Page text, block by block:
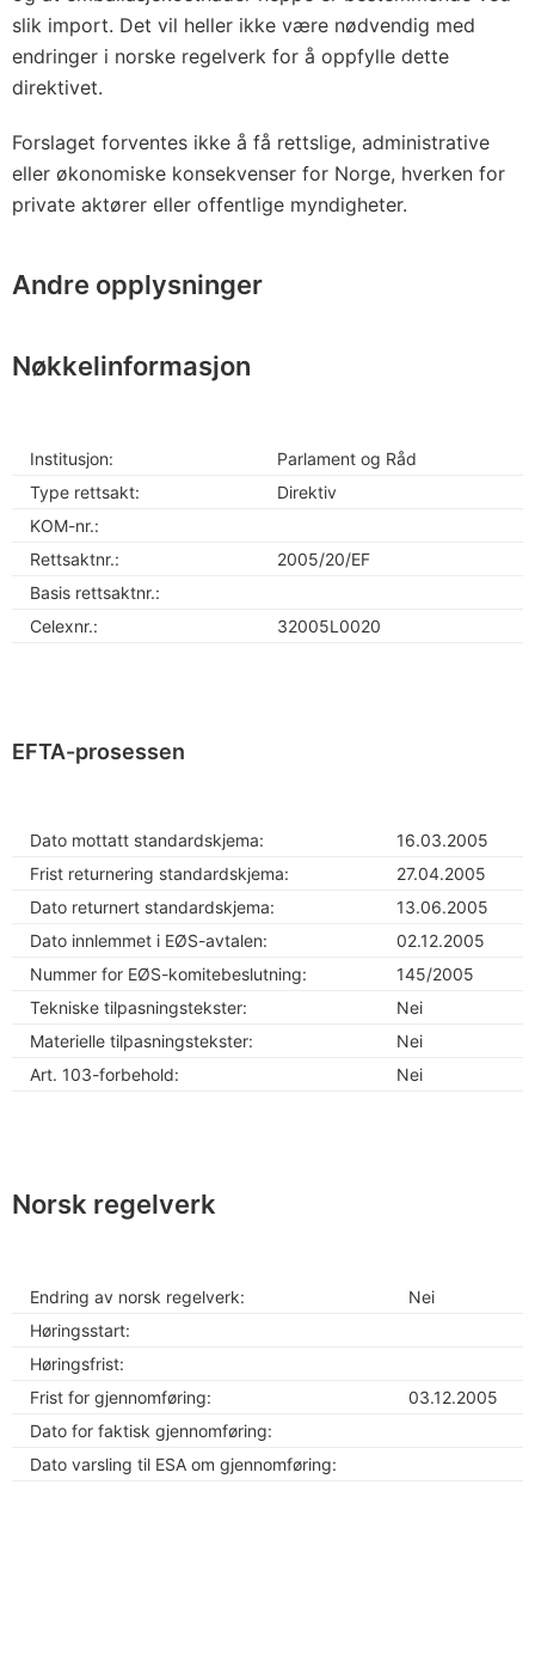
slik import. Det vil heller ikke være nødvendig med
endringer i norske regelverk for å oppfylle dette
direktivet.
Forslaget forventes ikke å få rettslige, administrative
eller økonomiske konsekvenser for Norge, hverken for
private aktører eller offentlige myndigheter.
Andre opplysninger
Nøkkelinformasjon
Institusjon:
Parlament og Råd
Type rettsakt:
Direktiv
KOM-nr.:
Rettsaktnr.:
2005/20/EF
Basis rettsaktnr.:
Celexnr.:
32005L0020
EFTA-prosessen
Dato mottatt standardskjema:
16.03.2005
Frist returnering standardskjema:
27.04.2005
Dato returnert standardskjema:
13.06.2005
Dato innlemmet i EØS-avtalen:
02.12.2005
Nummer for EØS-komitebeslutning:
145/2005
Tekniske tilpasningstekster:
Nei
Materielle tilpasningstekster:
Nei
Art. 103-forbehold:
Nei
Norsk regelverk
Endring av norsk regelverk:
Nei
Høringsstart:
Høringsfrist:
Frist for gjennomføring:
03.12.2005
Dato for faktisk gjennomføring:
Dato varsling til ESA om gjennomføring: